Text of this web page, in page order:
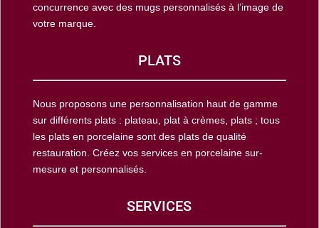
concurrence avec des mugs personnalisés à l’image de
votre marque.
PLATS
Nous proposons une personnalisation haut de gamme
sur différents plats : plateau, plat à crèmes, plats ; tous
les plats en porcelaine sont des plats de qualité
restauration. Créez vos services en porcelaine sur-
mesure et personnalisés.
SERVICES